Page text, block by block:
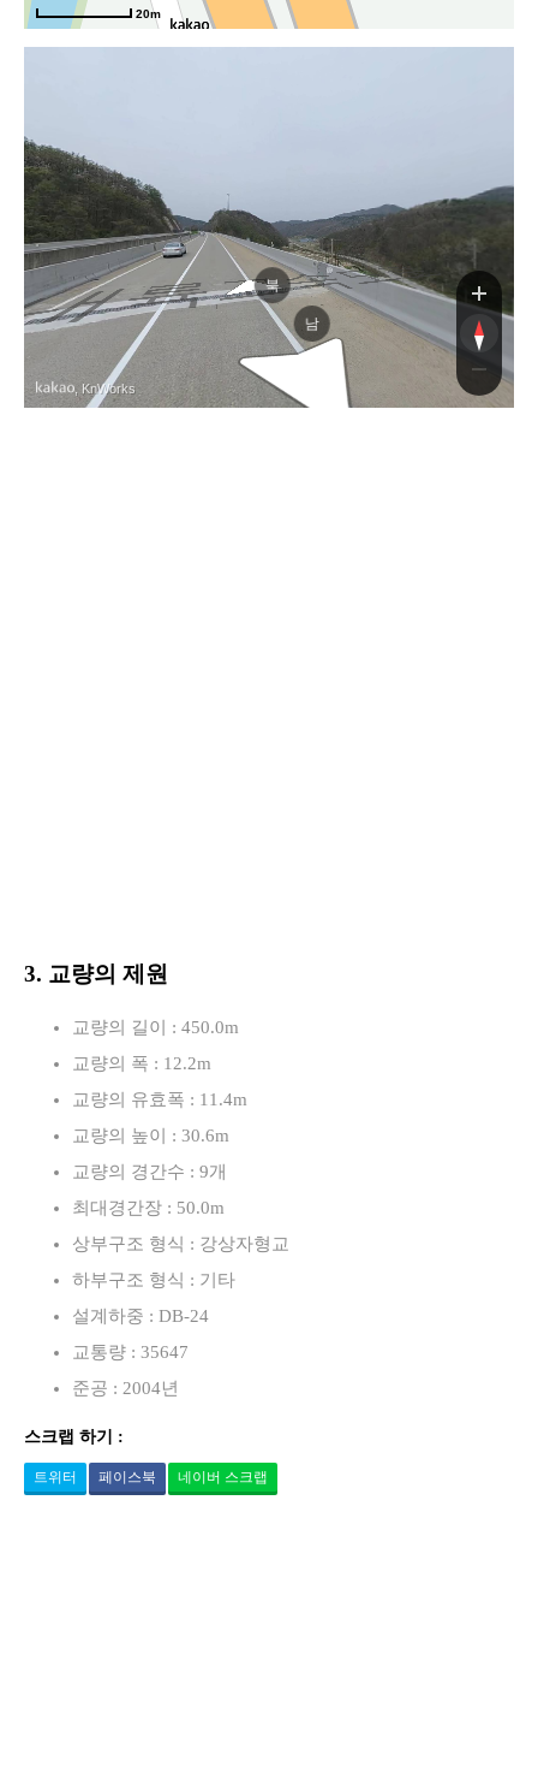
20m
도로
도로
북
남
, KnWorks
3. 교량의 제원
교량의 길이 : 450.0m
교량의 폭 : 12.2m
교량의 유효폭 : 11.4m
교량의 높이 : 30.6m
교량의 경간수 : 9개
최대경간장 : 50.0m
상부구조 형식 : 강상자형교
하부구조 형식 : 기타
설계하중 : DB-24
교통량 : 35647
준공 : 2004년
스크랩 하기 :
트위터 페이스북 네이버 스크랩